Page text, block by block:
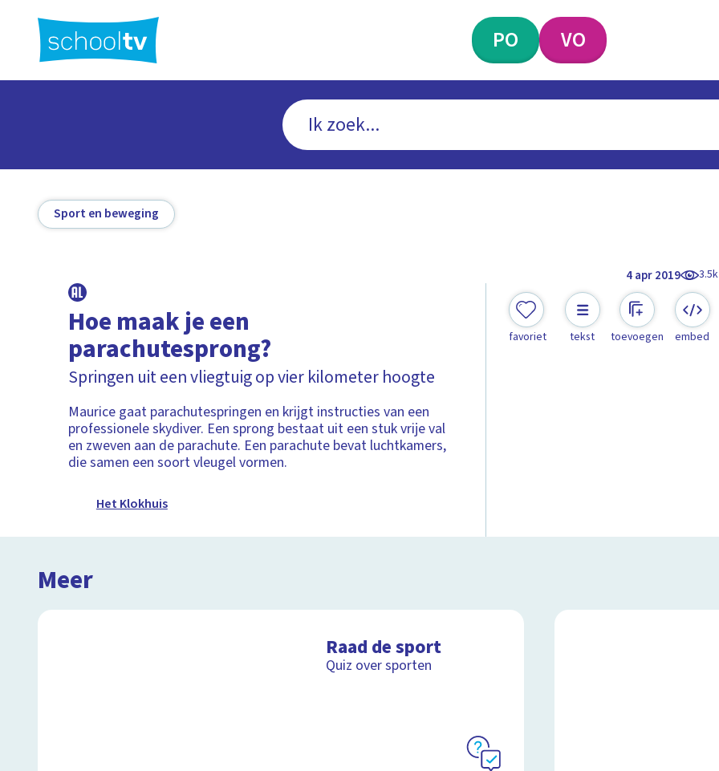
hoofdinhoud
PO VO
Sport en beweging
4 apr 2019 3.5k
Hoe maak je een
parachutesprong?
Springen uit een vliegtuig op vier kilometer hoogte
Maurice gaat parachutespringen en krijgt instructies van een
professionele skydiver. Een sprong bestaat uit een stuk vrije val
en zweven aan de parachute. Een parachute bevat luchtkamers,
die samen een soort vleugel vormen.
Het Klokhuis
favoriet tekst toevoegen embed
Meer
Raad de sport
Quiz over sporten